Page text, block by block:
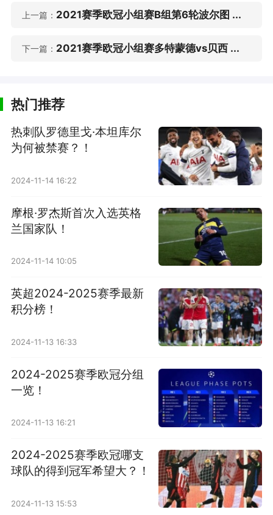
上一篇： 2021赛季欧冠小组赛B组第6轮波尔图 ...
下一篇： 2021赛季欧冠小组赛多特蒙德vs贝西 ...
热门推荐
热刺队罗德里戈·本坦库尔
为何被禁赛？！
2024-11-14 16:22
摩根·罗杰斯首次入选英格
兰国家队！
2024-11-14 10:05
英超2024-2025赛季最新
积分榜！
2024-11-13 16:33
2024-2025赛季欧冠分组
一览！
2024-11-13 16:21
2024-2025赛季欧冠哪支
球队的得到冠军希望大？！
2024-11-13 15:53